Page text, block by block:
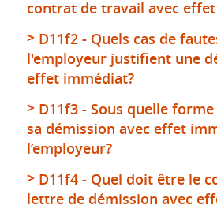
contrat de travail avec
D11f2 - Quels cas de
l'employeur justifient une
effet immédiat?
D11f3 - Sous quelle
sa démission avec effet
l’employeur?
D11f4 - Quel doit être le
lettre de démission avec